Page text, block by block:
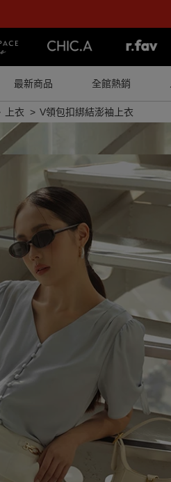
最新商品 全館熱銷
上衣 V領包扣綁結澎袖上衣